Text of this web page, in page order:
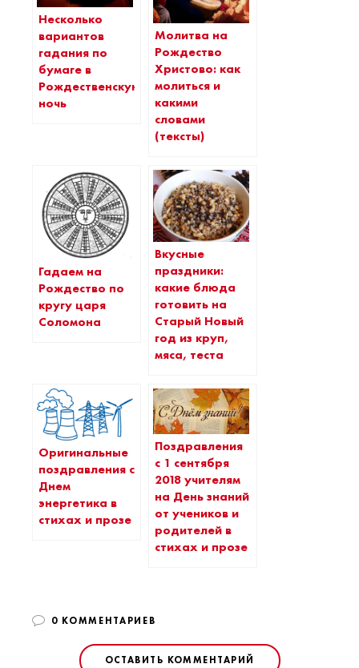
Несколько
вариантов
гадания по
бумаге в
Рождественскую
ночь
Молитва на
Рождество
Христово: как
молиться и
какими
словами
(тексты)
Гадаем на
Рождество по
кругу царя
Соломона
Вкусные
праздники:
какие блюда
готовить на
Старый Новый
год из круп,
мяса, теста
Оригинальные
поздравления с
Днем
энергетика в
стихах и прозе
Поздравления
с 1 сентября
2018 учителям
на День знаний
от учеников и
родителей в
стихах и прозе
0 КОММЕНТАРИЕВ
ОСТАВИТЬ КОММЕНТАРИЙ